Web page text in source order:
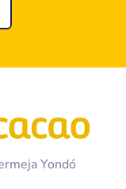
Yondó